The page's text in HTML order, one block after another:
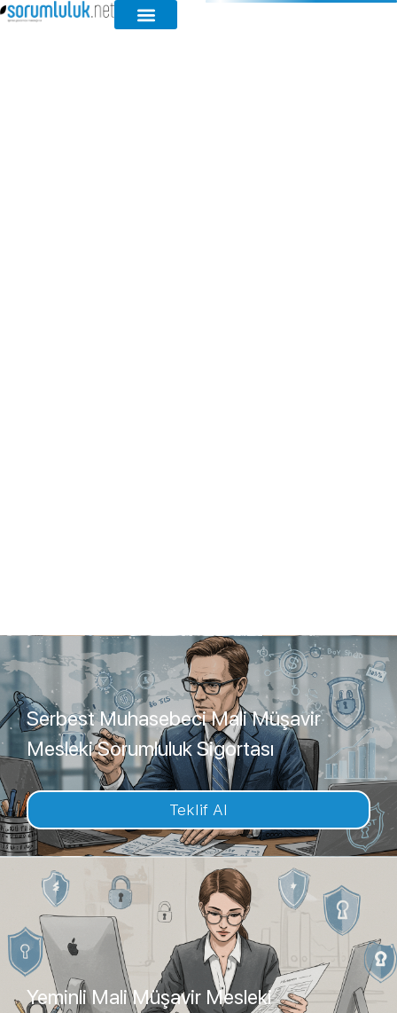
Serbest Muhasebeci Mali Müşavir
Mesleki Sorumluluk Sigortası
Teklif Al
Yeminli Mali Müşavir Mesleki